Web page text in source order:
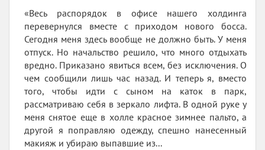
«Весь распорядок в офисе нашего холдинга
перевернулся вместе с приходом нового босса.
Сегодня меня здесь вообще не должно быть. У меня
отпуск. Но начальство решило, что много отдыхать
вредно. Приказано явиться всем, без исключения. О
чем сообщили лишь час назад. И теперь я, вместо
того, чтобы идти с сыном на каток в парк,
рассматриваю себя в зеркало лифта. В одной руке у
меня снятое еще в холле красное зимнее пальто, а
другой я поправляю одежду, спешно нанесенный
макияж и убираю выпавшие из...